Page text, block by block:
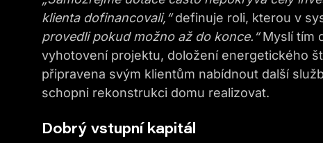
klienta dofinancovali,“definuje roli, kterou v
provedli pokud možno až do konce.“Myslí tím
vyhotovení projektu, doložení energetického
připravena svým klientům nabídnout další
schopni rekonstrukci domu realizovat.
Dobrý vstupní kapitál